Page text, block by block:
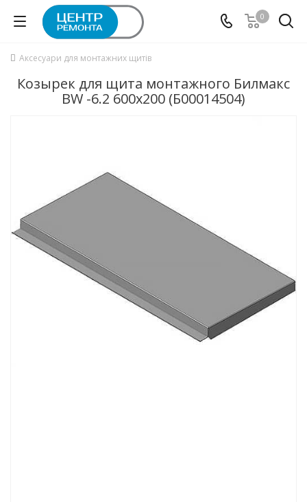
0
Аксесуари для монтажних щитів
Козырек для щита монтажного Билмакс
BW -6.2 600x200 (Б00014504)